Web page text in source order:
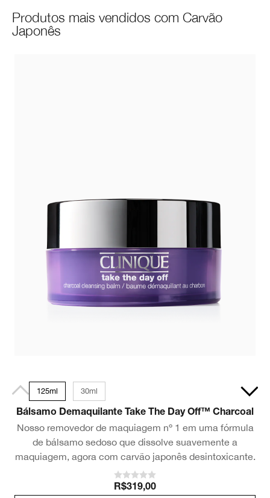
Produtos mais vendidos com Carvão
Japonês
125ml 30ml
Bálsamo Demaquilante Take The Day Off™ Charcoal
Nosso removedor de maquiagem nº 1 em uma fórmula
de bálsamo sedoso que dissolve suavemente a
maquiagem, agora com carvão japonês desintoxicante.
R$319,00